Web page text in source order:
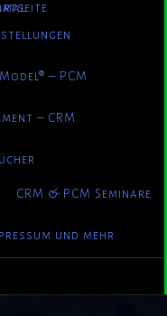
– PCM
– CRM
CRM & PCM Seminare
und mehr